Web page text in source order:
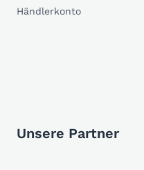
Händlerkonto
Unsere Partner